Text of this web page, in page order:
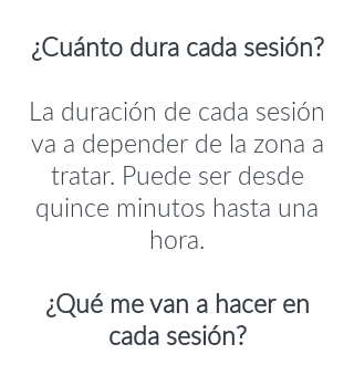
¿Cuánto dura cada sesión?
La duración de cada sesión
va a depender de la zona a
tratar. Puede ser desde
quince minutos hasta una
hora.
¿Qué me van a hacer en
cada sesión?